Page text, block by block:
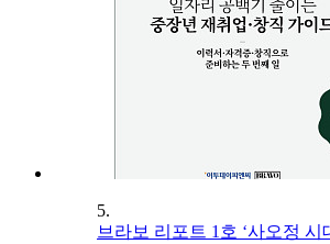
5.
브라보 리포트 1호 ‘사오정 시